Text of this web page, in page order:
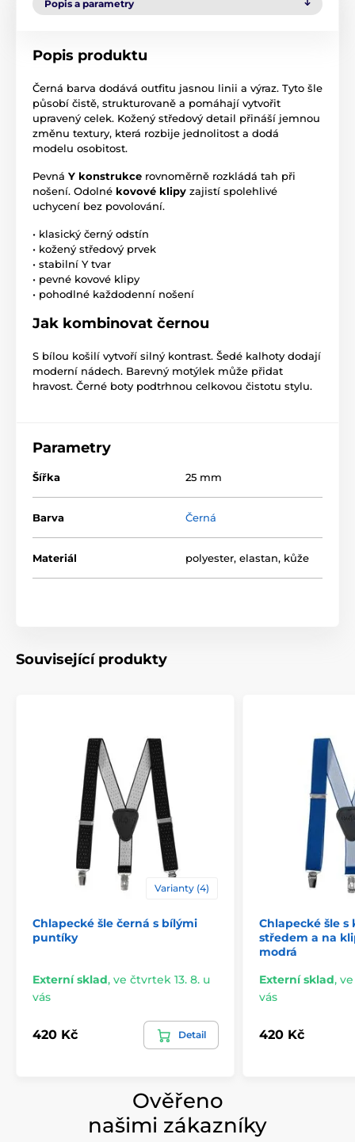
Popis a parametry
Popis produktu
Černá barva dodává outfitu jasnou linii a výraz. Tyto šle
působí čistě, strukturovaně a pomáhají vytvořit
upravený celek. Kožený středový detail přináší jemnou
změnu textury, která rozbije jednolitost a dodá
modelu osobitost.
Pevná Y konstrukce rovnoměrně rozkládá tah při
nošení. Odolné kovové klipy zajistí spolehlivé
uchycení bez povolování.
• klasický černý odstín
• kožený středový prvek
• stabilní Y tvar
• pevné kovové klipy
• pohodlné každodenní nošení
Jak kombinovat černou
S bílou košilí vytvoří silný kontrast. Šedé kalhoty dodají
moderní nádech. Barevný motýlek může přidat
hravost. Černé boty podtrhnou celkovou čistotu stylu.
Parametry
Šířka 25 mm
Barva Černá
Materiál polyester, elastan, kůže
Související produkty
Varianty (4)
Chlapecké šle černá s bílými
puntíky
Externí sklad, ve čtvrtek 13. 8. u
vás
420 Kč Detail
Chlapecké šle s
středem a na
modrá
Externí sklad,
vás
420 Kč
Ověřeno
našimi zákazníky